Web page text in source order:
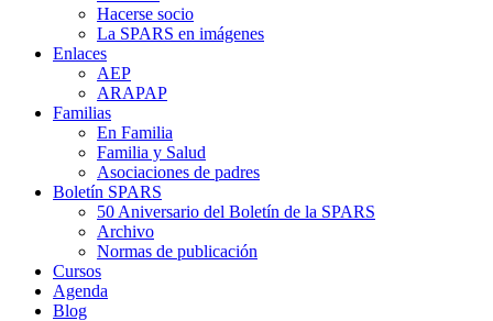
Hacerse socio
La SPARS en imágenes
Enlaces
AEP
ARAPAP
Familias
En Familia
Familia y Salud
Asociaciones de padres
Boletín SPARS
50 Aniversario del Boletín de la SPARS
Archivo
Normas de publicación
Cursos
Agenda
Blog